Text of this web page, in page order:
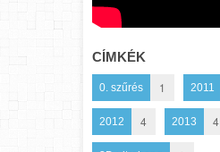
CÍMKÉK
0. szűrés 1 2011
2012 4 2013 4